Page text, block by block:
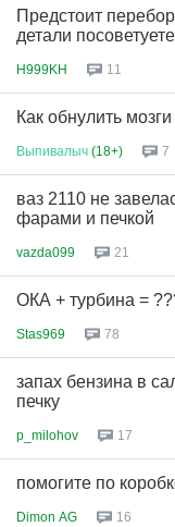
Предстоит
детали
H999KH 11
Как обнулить
Выпивалыч (18+) 7
ваз 2110 не
фарами и печкой
vazda099 21
ОКА + турбина =
Stas969 78
запах бензина в
печку
p_milohov 17
помогите по
Dimon AG 16